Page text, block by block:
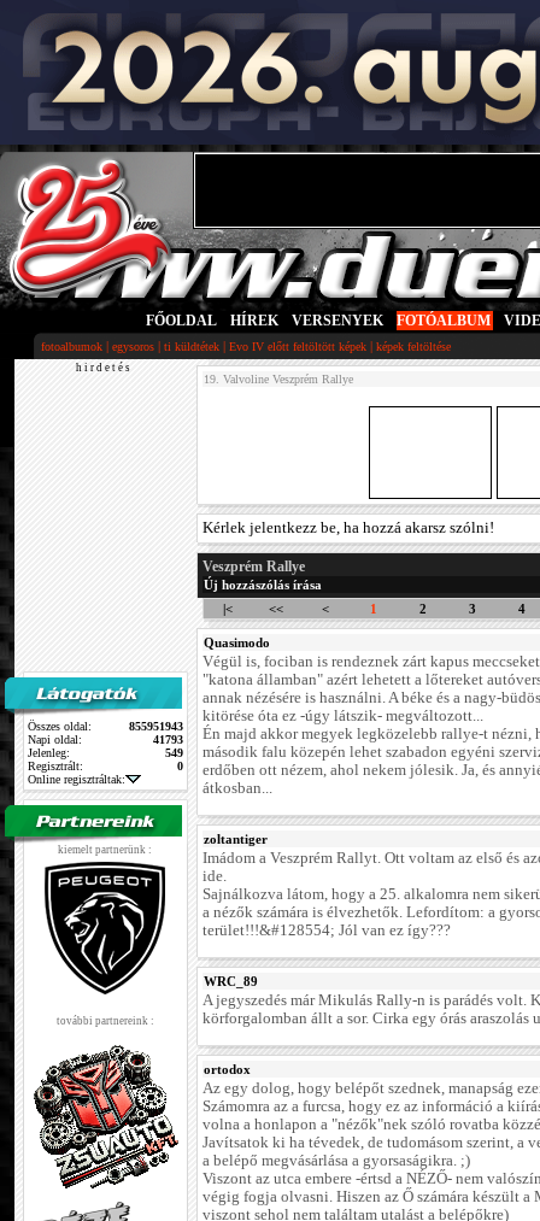
FŐOLDAL HÍREK VERSENYEK FOTÓALBUM
fotoalbumok | egysoros | ti küldtétek | Evo IV előtt feltöltött képek | képek feltöltése
h i r d e t é s
Összes oldal:
855951943
Napi oldal:
41793
Jelenleg:
549
Regisztrált:
0
Online regisztráltak:
kiemelt partnerünk :
további partnereink :
19. Valvoline Veszprém Rallye
Kérlek jelentkezz be, ha hozzá akarsz szólni!
Veszprém Rallye
Új hozzászólás írása
|<
<< < 1 2 3 4
Quasimodo
Végül is, fociban is rendeznek zárt kapus
"katona államban" azért lehetett a lőtereket
annak nézésére is használni. A béke és a nagy-
kitörése óta ez -úgy látszik- megváltozott...
Én majd akkor megyek legközelebb rallye-t nézni,
második falu közepén lehet szabadon egyéni
erdőben ott nézem, ahol nekem jólesik. Ja, és
átkosban...
zoltantiger
Imádom a Veszprém Rallyt. Ott voltam az első és
ide.
Sajnálkozva látom, hogy a 25. alkalomra nem
a nézők számára is élvezhetők. Lefordítom: a
terület!!!&#128554; Jól van ez így???
WRC_89
A jegyszedés már Mikulás Rally-n is parádés volt.
körforgalomban állt a sor. Cirka egy órás araszolás
ortodox
Az egy dolog, hogy belépőt szednek, manapság
Számomra az a furcsa, hogy ez az információ a
volna a honlapon a "nézők"nek szóló rovatba
Javítsatok ki ha tévedek, de tudomásom szerint, a
a belépő megvásárlása a gyorsaságikra. ;)
Viszont az utca embere -értsd a NÉZŐ- nem
végig fogja olvasni. Hiszen az Ő számára készült a
viszont sehol nem találtam utalást a belépőkre)